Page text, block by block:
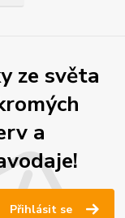
ze světa
a
Přihlásit se